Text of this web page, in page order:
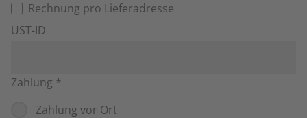
Rechnung pro Lieferadresse
UST-ID
Zahlung *
Zahlung vor Ort